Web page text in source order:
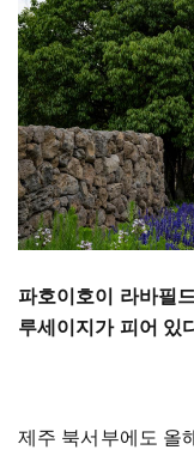
파호이호이 라바필
루세이지가 피어 있
제주 북서부에도 올